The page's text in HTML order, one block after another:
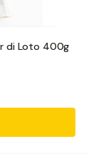
di Loto 400g